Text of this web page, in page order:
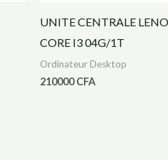
UNITE CENTRALE
CORE I3 04G/1T
Ordinateur Desktop
210000CFA